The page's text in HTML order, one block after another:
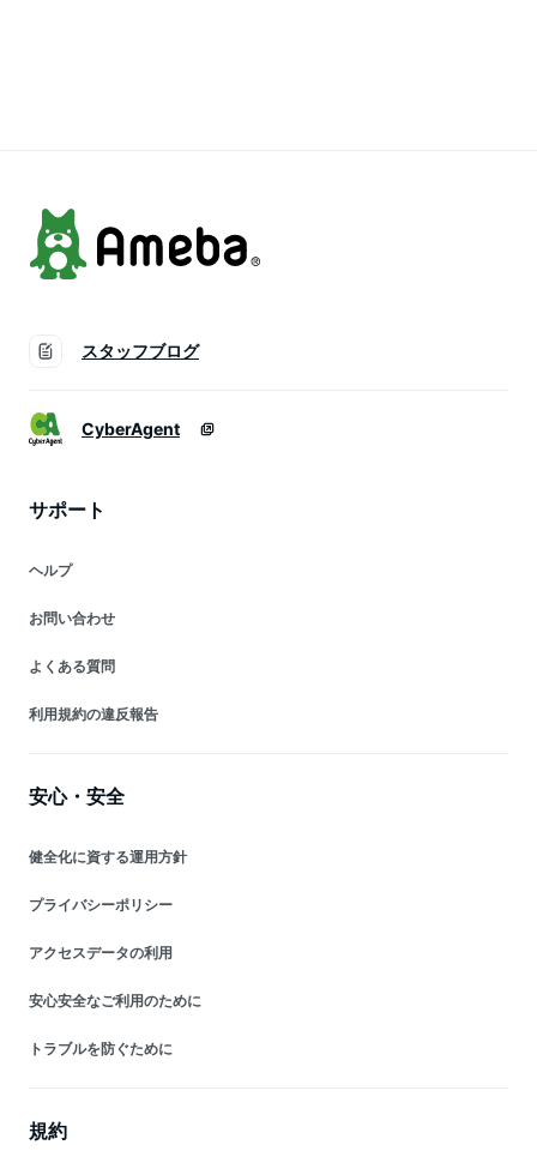
スタッフブログ
CyberAgent
サポート
ヘルプ
お問い合わせ
よくある質問
利用規約の違反報告
安心・安全
健全化に資する運用方針
プライバシーポリシー
アクセスデータの利用
安心安全なご利用のために
トラブルを防ぐために
規約